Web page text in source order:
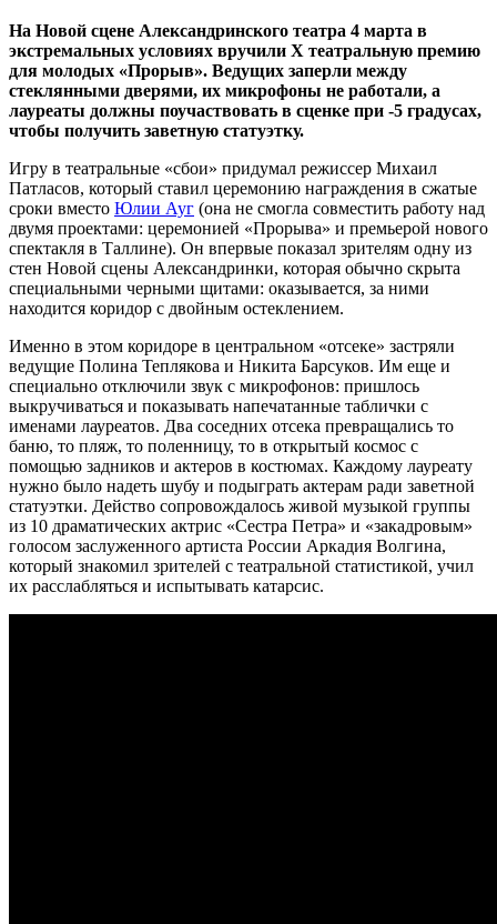
На Новой сцене Александринского театра 4 марта в
экстремальных условиях вручили X театральную премию
для молодых «Прорыв». Ведущих заперли между
стеклянными дверями, их микрофоны не работали, а
лауреаты должны поучаствовать в сценке при -5 градусах,
чтобы получить заветную статуэтку.
Игру в театральные «сбои» придумал режиссер Михаил
Патласов, который ставил церемонию награждения в сжатые
сроки вместо Юлии Ауг (она не смогла совместить работу над
двумя проектами: церемонией «Прорыва» и премьерой нового
спектакля в Таллине). Он впервые показал зрителям одну из
стен Новой сцены Александринки, которая обычно скрыта
специальными черными щитами: оказывается, за ними
находится коридор с двойным остеклением.
Именно в этом коридоре в центральном «отсеке» застряли
ведущие Полина Теплякова и Никита Барсуков. Им еще и
специально отключили звук с микрофонов: пришлось
выкручиваться и показывать напечатанные таблички с
именами лауреатов. Два соседних отсека превращались то
баню, то пляж, то поленницу, то в открытый космос с
помощью задников и актеров в костюмах. Каждому лауреату
нужно было надеть шубу и подыграть актерам ради заветной
статуэтки. Действо сопровождалось живой музыкой группы
из 10 драматических актрис «Сестра Петра» и «закадровым»
голосом заслуженного артиста России Аркадия Волгина,
который знакомил зрителей с театральной статистикой, учил
их расслабляться и испытывать катарсис.